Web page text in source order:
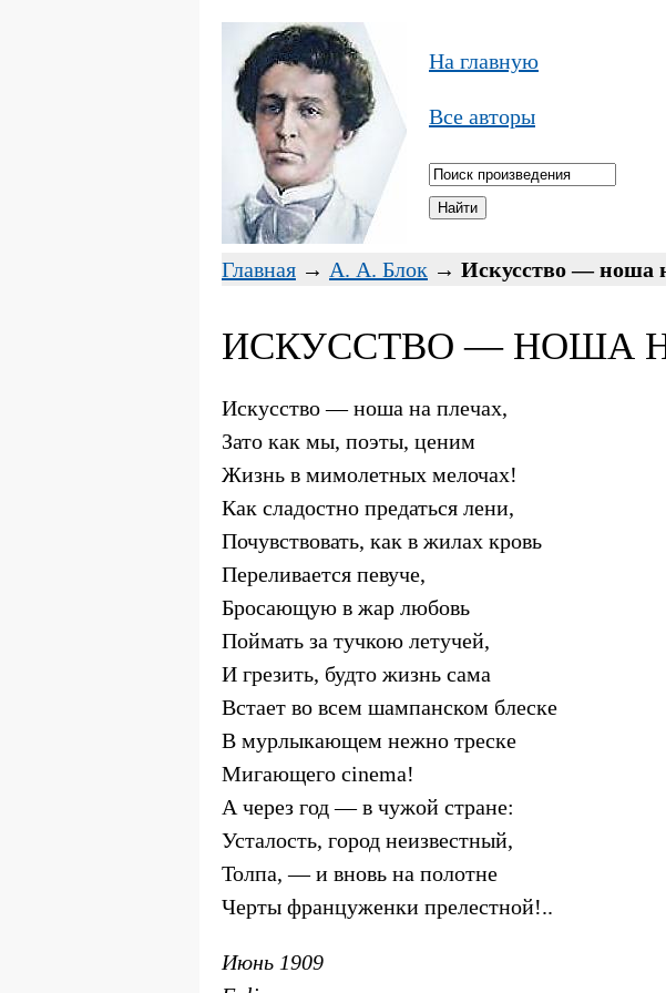
На главную
Все авторы
Главная → А. А. Блок → Искусство — ноша
ИСКУССТВО — НОША
Искусство — ноша на плечах,
Зато как мы, поэты, ценим
Жизнь в мимолетных мелочах!
Как сладостно предаться лени,
Почувствовать, как в жилах кровь
Переливается певуче,
Бросающую в жар любовь
Поймать за тучкою летучей,
И грезить, будто жизнь сама
Встает во всем шампанском блеске
В мурлыкающем нежно треске
Мигающего cinema!
А через год — в чужой стране:
Усталость, город неизвестный,
Толпа, — и вновь на полотне
Черты француженки прелестной!..
Июнь 1909